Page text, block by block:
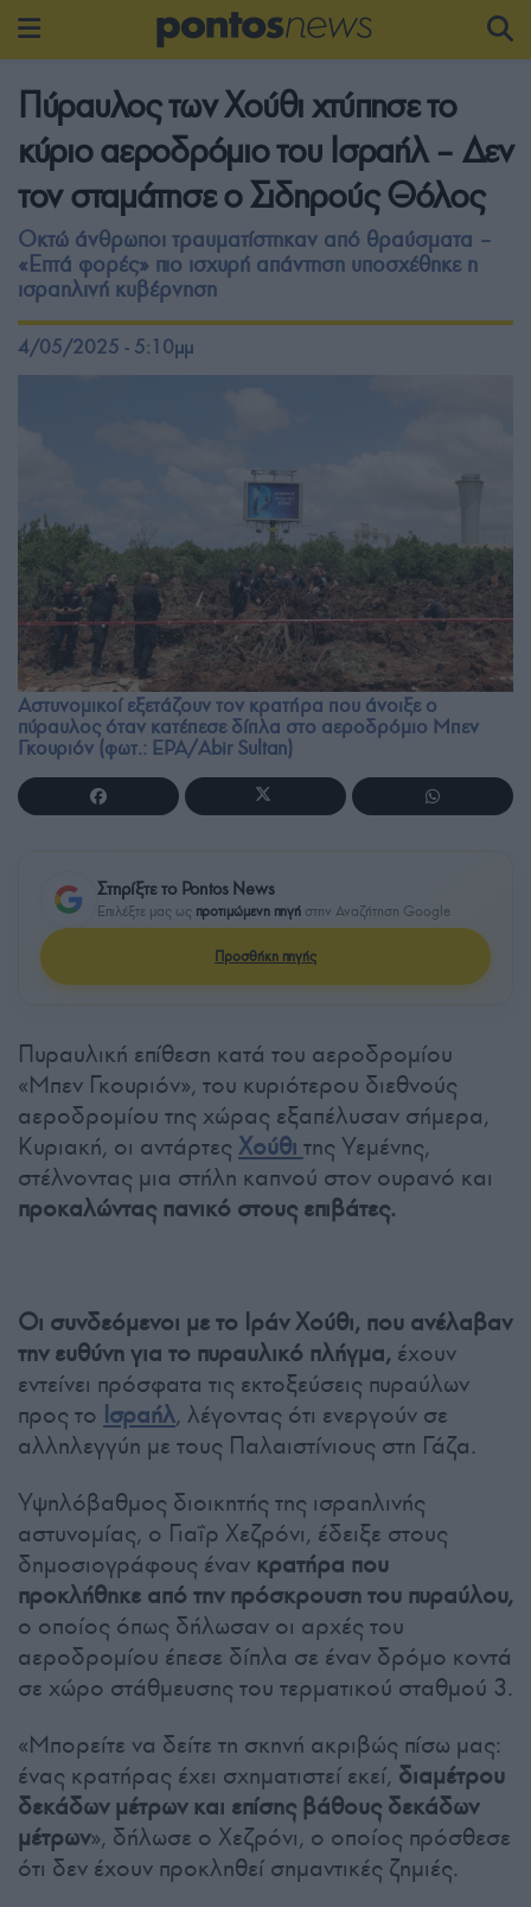
Πύραυλος των Χούθι χτύπησε το
κύριο αεροδρόμιο του Ισραήλ – Δεν
τον σταμάτησε ο Σιδηρούς Θόλος
Οκτώ άνθρωποι τραυματίστηκαν από θραύσματα –
«Επτά φορές» πιο ισχυρή απάντηση υποσχέθηκε η
ισραηλινή κυβέρνηση
4/05/2025 - 5:10μμ
Αστυνομικοί εξετάζουν τον κρατήρα που άνοιξε ο
πύραυλος όταν κατέπεσε δίπλα στο αεροδρόμιο Μπεν
Γκουριόν (φωτ.: EPA/Abir Sultan)
Στηρίξτε το Pontos News
Επιλέξτε μας ως προτιμώμενη πηγή στην Αναζήτηση Google
Προσθήκη πηγής
Πυραυλική επίθεση κατά του αεροδρομίου
«Μπεν Γκουριόν», του κυριότερου διεθνούς
αεροδρομίου της χώρας εξαπέλυσαν σήμερα,
Κυριακή, οι αντάρτες Χούθι της Υεμένης,
στέλνοντας μια στήλη καπνού στον ουρανό και
προκαλώντας πανικό στους επιβάτες.
Οι συνδεόμενοι με το Ιράν Χούθι, που ανέλαβαν
την ευθύνη για το πυραυλικό πλήγμα, έχουν
εντείνει πρόσφατα τις εκτοξεύσεις πυραύλων
προς το Ισραήλ, λέγοντας ότι ενεργούν σε
αλληλεγγύη με τους Παλαιστίνιους στη Γάζα.
Υψηλόβαθμος διοικητής της ισραηλινής
αστυνομίας, ο Γιαΐρ Χεζρόνι, έδειξε στους
δημοσιογράφους έναν κρατήρα που
προκλήθηκε από την πρόσκρουση του πυραύλου,
ο οποίος όπως δήλωσαν οι αρχές του
αεροδρομίου έπεσε δίπλα σε έναν δρόμο κοντά
σε χώρο στάθμευσης του τερματικού σταθμού 3.
«Μπορείτε να δείτε τη σκηνή ακριβώς πίσω μας:
ένας κρατήρας έχει σχηματιστεί εκεί, διαμέτρου
δεκάδων μέτρων και επίσης βάθους δεκάδων
μέτρων», δήλωσε ο Χεζρόνι, ο οποίος πρόσθεσε
ότι δεν έχουν προκληθεί σημαντικές ζημιές.